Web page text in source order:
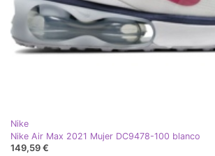
Nike
Nike Air Max 2021 Mujer DC9478-100 blanco
149,59 €